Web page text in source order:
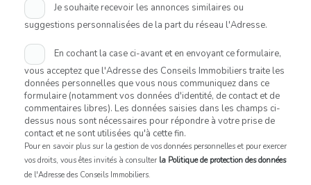
Je souhaite recevoir les annonces similaires ou
suggestions personnalisées de la part du réseau l'Adresse.
En cochant la case ci-avant et en envoyant ce formulaire,
vous acceptez que l'Adresse des Conseils Immobiliers traite les
données personnelles que vous nous communiquez dans ce
formulaire (notamment vos données d'identité, de contact et de
commentaires libres). Les données saisies dans les champs ci-
dessus nous sont nécessaires pour répondre à votre prise de
contact et ne sont utilisées qu'à cette fin.
Pour en savoir plus sur la gestion de vos données personnelles et pour exercer
vos droits, vous êtes invités à consulter la Politique de protection des données
de l'Adresse des Conseils Immobiliers.